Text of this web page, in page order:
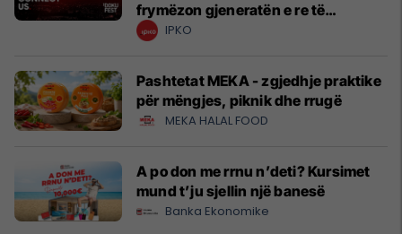
frymëzon gjeneratën e re të
krijuesve
IPKO
Pashtetat MEKA - zgjedhje praktike
për mëngjes, piknik dhe rrugë
MEKA HALAL FOOD
A po don me rrnu n’deti? Kursimet
mund t’ju sjellin një banesë
Banka Ekonomike